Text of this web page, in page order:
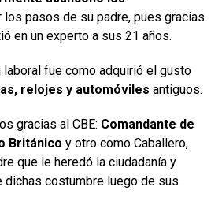
los pasos de su padre, pues gracias
en un experto a sus 21 años.
fue como adquirió el gusto
relojes y automóviles antiguos.
gracias al CBE: Comandante de
Británico y otro como Caballero,
que le heredó la ciudadanía y
dichas costumbre luego de sus